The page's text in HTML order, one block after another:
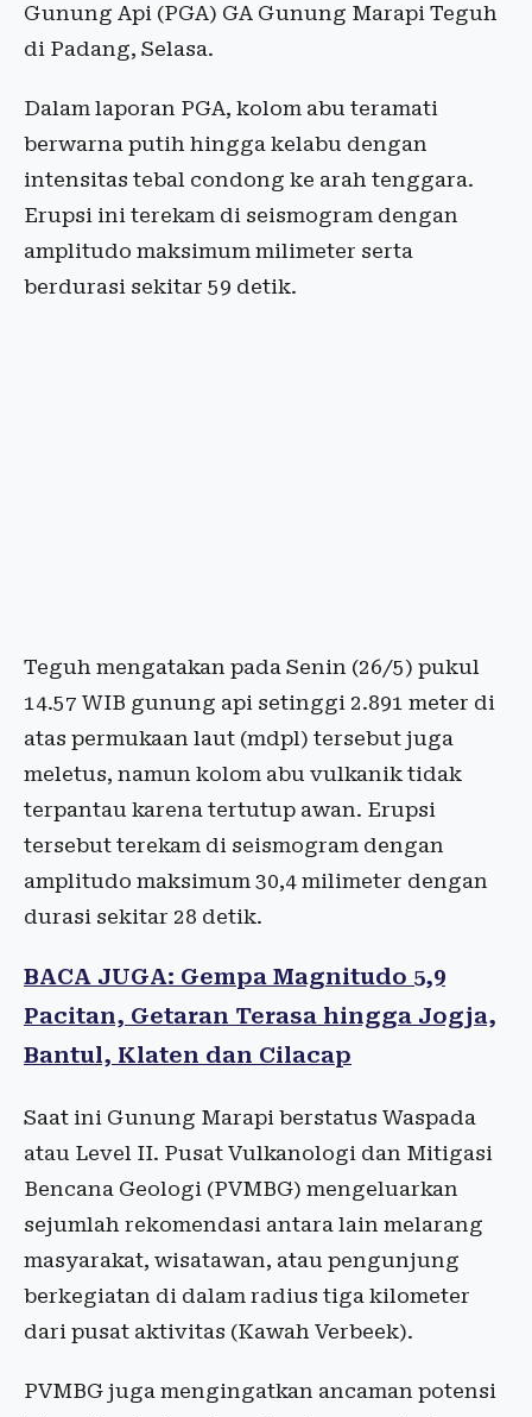
Gunung Api (PGA) GA Gunung Marapi Teguh
di Padang, Selasa.
Dalam laporan PGA, kolom abu teramati
berwarna putih hingga kelabu dengan
intensitas tebal condong ke arah tenggara.
Erupsi ini terekam di seismogram dengan
amplitudo maksimum milimeter serta
berdurasi sekitar 59 detik.
Teguh mengatakan pada Senin (26/5) pukul
14.57 WIB gunung api setinggi 2.891 meter di
atas permukaan laut (mdpl) tersebut juga
meletus, namun kolom abu vulkanik tidak
terpantau karena tertutup awan. Erupsi
tersebut terekam di seismogram dengan
amplitudo maksimum 30,4 milimeter dengan
durasi sekitar 28 detik.
BACA JUGA: Gempa Magnitudo 5,9
Pacitan, Getaran Terasa hingga Jogja,
Bantul, Klaten dan Cilacap
Saat ini Gunung Marapi berstatus Waspada
atau Level II. Pusat Vulkanologi dan Mitigasi
Bencana Geologi (PVMBG) mengeluarkan
sejumlah rekomendasi antara lain melarang
masyarakat, wisatawan, atau pengunjung
berkegiatan di dalam radius tiga kilometer
dari pusat aktivitas (Kawah Verbeek).
PVMBG juga mengingatkan ancaman potensi